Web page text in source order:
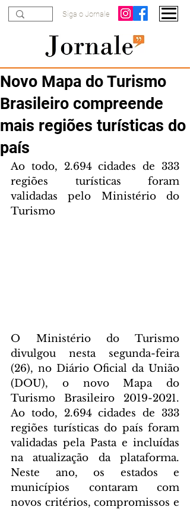
Siga o Jornale
Novo Mapa do Turismo
Brasileiro compreende
mais regiões turísticas do
país
Ao todo, 2.694 cidades de 333
regiões turísticas foram
validadas pelo Ministério do
Turismo
O Ministério do Turismo
divulgou nesta segunda-feira
(26), no Diário Oficial da União
(DOU), o novo Mapa do
Turismo Brasileiro 2019-2021.
Ao todo, 2.694 cidades de 333
regiões turísticas do país foram
validadas pela Pasta e incluídas
na atualização da plataforma.
Neste ano, os estados e
municípios contaram com
novos critérios, compromissos e